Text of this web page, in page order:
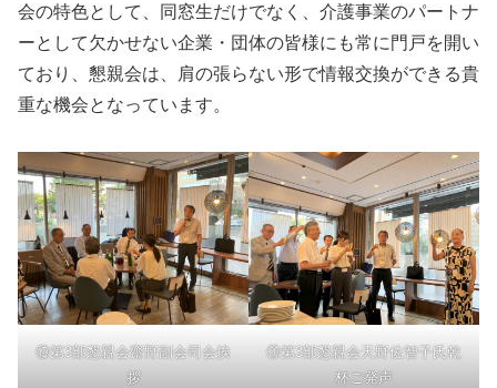
会の特色として、同窓生だけでなく、介護事業のパートナ
ーとして欠かせない企業・団体の皆様にも常に門戸を開い
ており、懇親会は、肩の張らない形で情報交換ができる貴
重な機会となっています。
⑲第3部懇親会齋野副会司会挨
拶
⑳第3部懇親会天野佐智子氏乾
杯ご発声